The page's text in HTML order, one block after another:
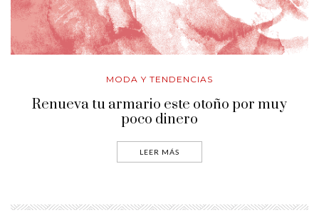
MODA Y TENDENCIAS
Renueva tu armario este otoño por muy
poco dinero
LEER MÁS